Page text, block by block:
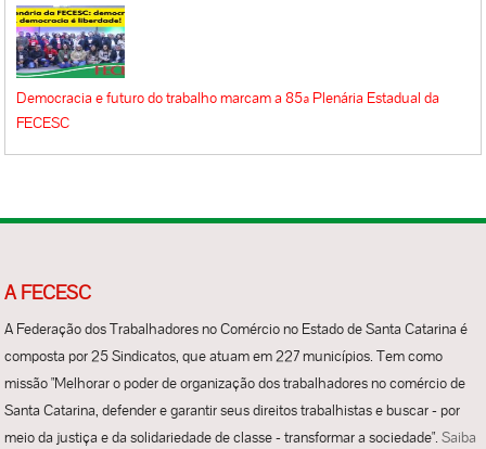
Democracia e futuro do trabalho marcam a 85ª Plenária Estadual da
FECESC
A FECESC
A Federação dos Trabalhadores no Comércio no Estado de Santa Catarina é
composta por 25 Sindicatos, que atuam em 227 municípios. Tem como
missão "Melhorar o poder de organização dos trabalhadores no comércio de
Santa Catarina, defender e garantir seus direitos trabalhistas e buscar - por
meio da justiça e da solidariedade de classe - transformar a sociedade".Saiba